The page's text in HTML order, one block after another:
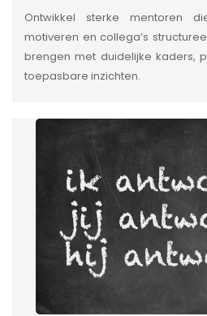
Ontwikkel sterke mentoren
motiveren en collega’s
brengen met duidelijke kaders,
toepasbare inzichten.